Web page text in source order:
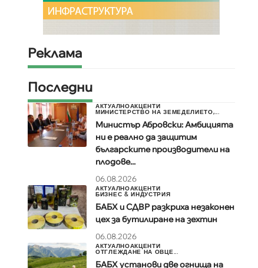
Реклама
Последни
АКТУАЛНОАКЦЕНТИ
МИНИСТЕРСТВО НА ЗЕМЕДЕЛИЕТО,...
Министър Абровски: Амбицията
ни е реално да защитим
българските производители на
плодове...
06.08.2026
АКТУАЛНОАКЦЕНТИ
БИЗНЕС & ИНДУСТРИЯ
БАБХ и СДВР разкриха незаконен
цех за бутилиране на зехтин
06.08.2026
АКТУАЛНОАКЦЕНТИ
ОТГЛЕЖДАНЕ НА ОВЦЕ...
БАБХ установи две огнища на